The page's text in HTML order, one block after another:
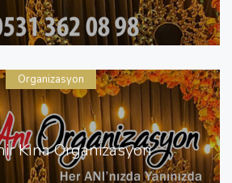
Kına Organizasyon
Organizasyon